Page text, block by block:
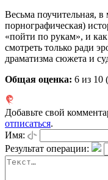
Весьма поучительная, в
порнографическая)
«пойти по рукам», и
смотреть только ради
драматизма сюжета и
Общая оценка: 6 из 10
Добавьте свой
отписаться.
Имя:
Результат операции: